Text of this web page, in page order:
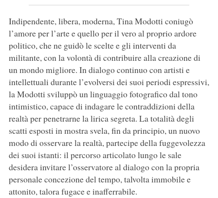
Indipendente, libera, moderna, Tina Modotti coniugò
l’amore per l’arte e quello per il vero al proprio ardore
politico, che ne guidò le scelte e gli interventi da
militante, con la volontà di contribuire alla creazione di
un mondo migliore. In dialogo continuo con artisti e
intellettuali durante l’evolversi dei suoi periodi espressivi,
la Modotti sviluppò un linguaggio fotografico dal tono
intimistico, capace di indagare le contraddizioni della
realtà per penetrarne la lirica segreta. La totalità degli
scatti esposti in mostra svela, fin da principio, un nuovo
modo di osservare la realtà, partecipe della fuggevolezza
dei suoi istanti: il percorso articolato lungo le sale
desidera invitare l’osservatore al dialogo con la propria
personale concezione del tempo, talvolta immobile e
attonito, talora fugace e inafferrabile.